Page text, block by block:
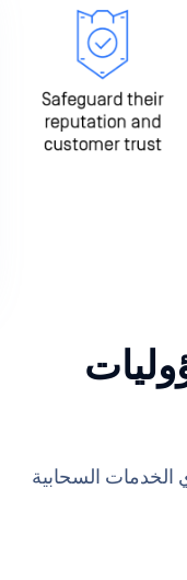
الخدمات السحابية